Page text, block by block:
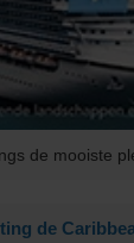
de mooiste
de